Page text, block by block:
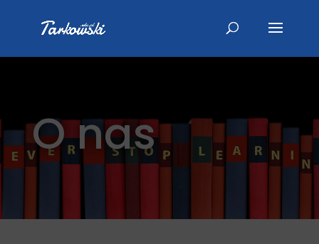
O nas